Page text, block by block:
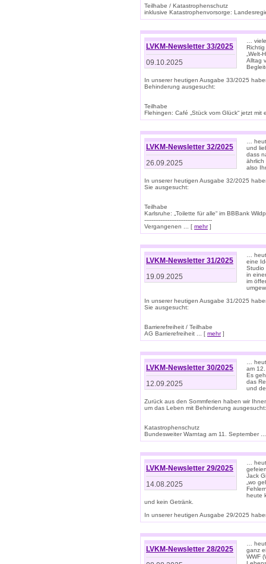
Teilhabe / Katastrophenschutz
inklusive Katastrophenvorsorge:
LVKM-Newsletter 33/2025
09.10.2025
…
Alltag
In unserer heutigen Ausgabe 33/2025
Behinderung ausgesucht:
Teilhabe
Flehingen: Café „Stück vom Glück“ jetzt mit
LVKM-Newsletter 32/2025
26.09.2025
…
und
dass
ährlich
also
In unserer heutigen Ausgabe 32/2025
Sie ausgesucht:
Teilhabe
Karlsruhe: „Toilette für alle“ im BBBank
--------------------------------------
Vergangenen ... [ mehr]
LVKM-Newsletter 31/2025
19.09.2025
…
eine
Studio
in
im
In unserer heutigen Ausgabe 31/2025
Sie ausgesucht:
Barrierefreiheit / Teilhabe
AG Barrierefreiheit ... [ mehr]
LVKM-Newsletter 30/2025
12.09.2025
…
am
Es
das
und
Zurück aus den Sommferien haben wir
um das Leben mit Behinderung ausgesucht:
Katastrophenschutz
Bundesweiter Warntag am 11. September
LVKM-Newsletter 29/2025
14.08.2025
…
Jack
„wo
heute
und kein Getränk.
In unserer heutigen Ausgabe 29/2025
LVKM-Newsletter 28/2025
…
ganz
WWF